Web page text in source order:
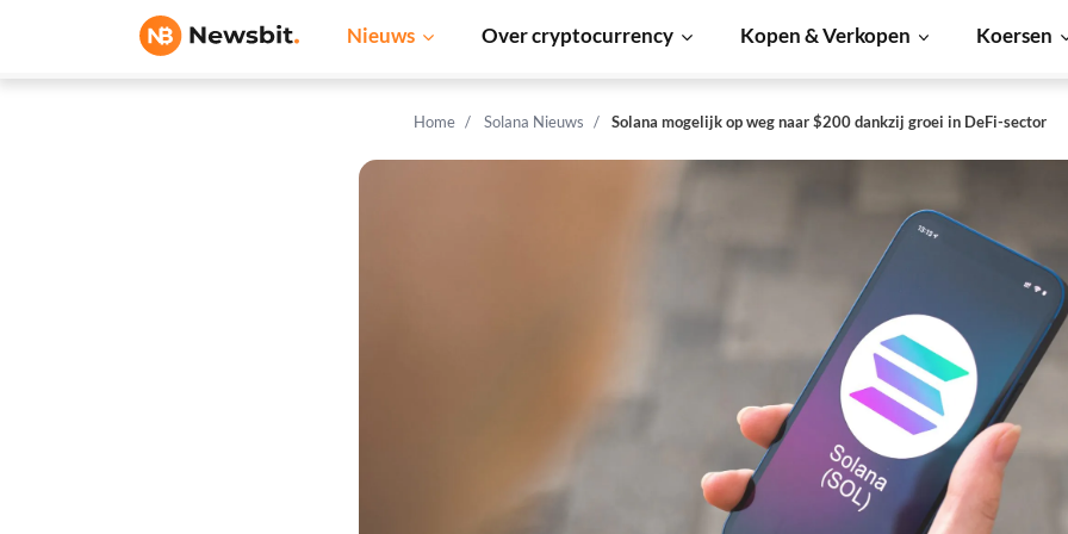
Nieuws Over cryptocurrency Kopen & Verkopen Koersen
Home Solana Nieuws Solana mogelijk op weg naar $200 dankzij groei in DeFi-sector